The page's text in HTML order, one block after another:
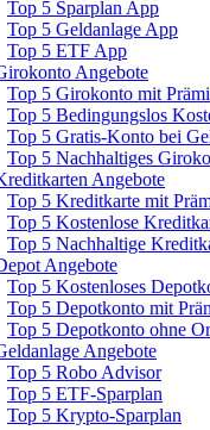
Top 5 Sparplan App
Top 5 Geldanlage App
Top 5 ETF App
Angebote
Top 5 Girokonto mit
Top 5 Bedingungslos
Top 5 Gratis-Konto bei
Top 5 Nachhaltiges
Angebote
Top 5 Kreditkarte mit
Top 5 Kostenlose
Top 5 Nachhaltige
Angebote
Top 5 Kostenloses
Top 5 Depotkonto mit
Top 5 Depotkonto ohne
Angebote
Top 5 Robo Advisor
Top 5 ETF-Sparplan
Top 5 Krypto-Sparplan